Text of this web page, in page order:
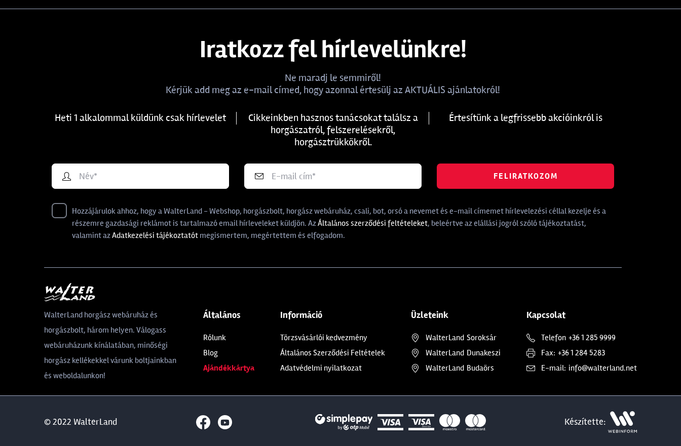
Iratkozz fel hírlevelünkre!
Ne maradj le semmiről!
Kérjük add meg az e-mail címed, hogy azonnal értesülj az AKTUÁLIS ajánlatokról!
Heti 1 alkalommal küldünk csak hírlevelet
Cikkeinkben hasznos tanácsokat találsz a
horgászatról, felszerelésekről,
horgásztrükkökről.
Értesítünk a legfrissebb akcióinkról is
FELIRATKOZOM
Hozzájárulok ahhoz, hogy a WalterLand - Webshop, horgászbolt, horgász webáruház, csali, bot, orsó a nevemet és e-mail címemet hírlevelezési céllal kezelje és a
részemre gazdasági reklámot is tartalmazó email hírleveleket küldjön. AzÁltalános szerződési feltételeket, beleértve az elállási jogról szóló tájékoztatást,
valamint azAdatkezelési tájékoztatót megismertem, megértettem és elfogadom.
WalterLand horgász webáruház és
horgászbolt, három helyen. Válogass
webáruházunk kínálatában, minőségi
horgász kellékekkel várunk boltjainkban
és weboldalunkon!
Általános
Rólunk
Blog
Ajándékkártya
Információ
Törzsvásárlói kedvezmény
Általános Szerződési Feltételek
Adatvédelmi nyilatkozat
Üzleteink
WalterLand Soroksár
WalterLand Dunakeszi
WalterLand Budaörs
Kapcsolat
Telefon +36 1 285 9999
Fax: +36 1 284 5283
E-mail: info@walterland.net
© 2022 WalterLand Készítette: